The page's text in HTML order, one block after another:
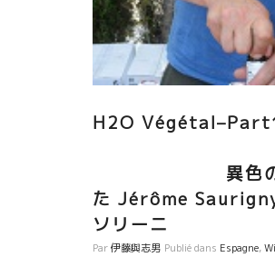
H2O
異色の人生
た Jérôme
ソリーニ
Par伊藤與志男 Publié dans Espagne,